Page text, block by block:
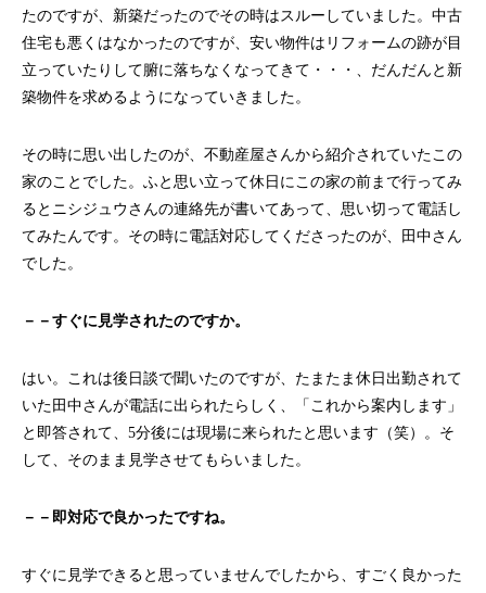
たのですが、新築だったのでその時はスルーしていました。中古
住宅も悪くはなかったのですが、安い物件はリフォームの跡が目
立っていたりして腑に落ちなくなってきて・・・、だんだんと新
築物件を求めるようになっていきました。
その時に思い出したのが、不動産屋さんから紹介されていたこの
家のことでした。ふと思い立って休日にこの家の前まで行ってみ
るとニシジュウさんの連絡先が書いてあって、思い切って電話し
てみたんです。その時に電話対応してくださったのが、田中さん
でした。
－－すぐに見学されたのですか。
はい。これは後日談で聞いたのですが、たまたま休日出勤されて
いた田中さんが電話に出られたらしく、「これから案内します」
と即答されて、5分後には現場に来られたと思います（笑）。そ
して、そのまま見学させてもらいました。
－－即対応で良かったですね。
すぐに見学できると思っていませんでしたから、すごく良かった